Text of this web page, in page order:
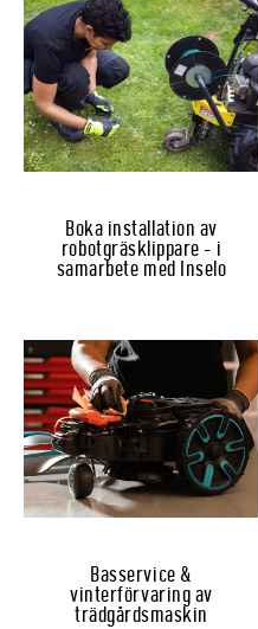
Boka installation av
robotgräsklippare - i
samarbete med Inselo
Basservice &
vinterförvaring av
trädgårdsmaskin